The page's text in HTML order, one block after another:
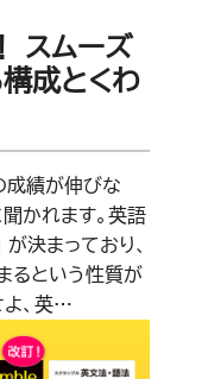
スムーズ
成とくわ
成績が伸びな
かれます。英語
が決まっており、
るという性質が
よ、英…